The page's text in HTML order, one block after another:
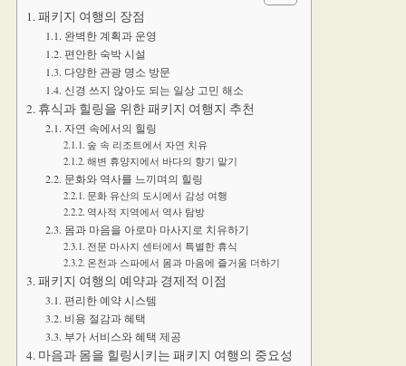
패키지 여행의 장점
완벽한 계획과 운영
편안한 숙박 시설
다양한 관광 명소 방문
신경 쓰지 않아도 되는 일상 고민 해소
휴식과 힐링을 위한 패키지 여행지 추천
자연 속에서의 힐링
숲 속 리조트에서 자연 치유
해변 휴양지에서 바다의 향기 맡기
문화와 역사를 느끼며의 힐링
문화 유산의 도시에서 감성 여행
역사적 지역에서 역사 탐방
몸과 마음을 아로마 마사지로 치유하기
전문 마사지 센터에서 특별한 휴식
온천과 스파에서 몸과 마음에 즐거움 더하기
패키지 여행의 예약과 경제적 이점
편리한 예약 시스템
비용 절감과 혜택
부가 서비스와 혜택 제공
마음과 몸을 힐링시키는 패키지 여행의 중요성